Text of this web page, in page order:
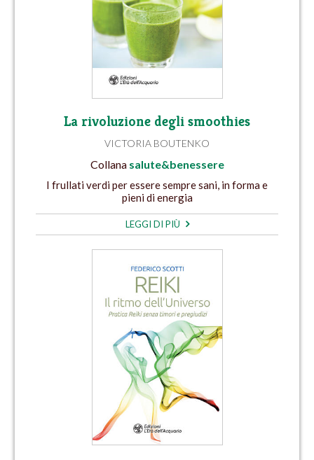
La rivoluzione degli smoothies
VICTORIA BOUTENKO
Collana salute&benessere
I frullati verdi per essere sempre sani, in forma e
pieni di energia
LEGGI DI PIÙ